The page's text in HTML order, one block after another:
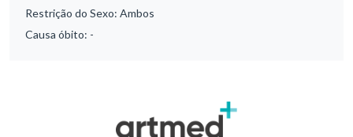
Restrição do Sexo: Ambos
Causa óbito: -